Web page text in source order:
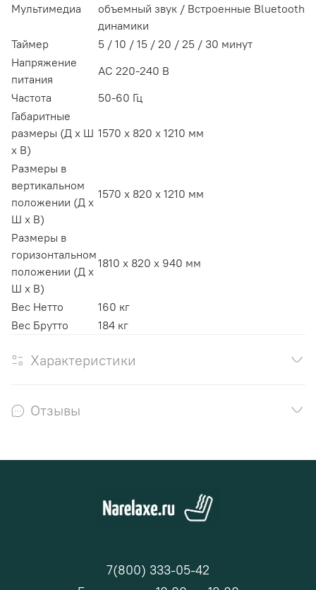
Мультимедиа
объемный звук / Встроенные Bluetooth
динамики
Таймер
5 / 10 / 15 / 20 / 25 / 30 минут
Напряжение
питания
АС 220-240 В
Частота
50-60 Гц
Габаритные
размеры (Д х Ш
х В)
1570 х 820 х 1210 мм
Размеры в
вертикальном
положении (Д х
Ш х В)
1570 х 820 х 1210 мм
Размеры в
горизонтальном
положении (Д х
Ш х В)
1810 х 820 х 940 мм
Вес Нетто
160 кг
Вес Брутто
184 кг
Характеристики
Отзывы
7(800) 333-05-42